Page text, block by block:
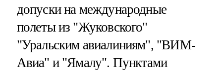
допуски на международные
полеты из "Жуковского"
"Уральским авиалиниям", "ВИМ-
Авиа" и "Ямалу". Пунктами